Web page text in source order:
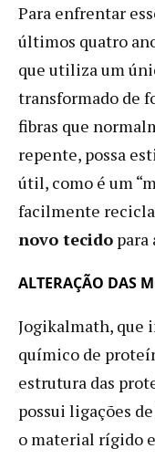
Para enfrentar
últimos quatro
que utiliza um
transformado de
fibras que
repente, possa
útil, como é um
facilmente
novo tecido para
ALTERAÇÃO DAS
Jogikalmath, que
químico de
estrutura das
possui ligações de
o material rígido